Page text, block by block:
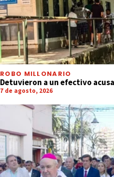
ROBO MILLONARIO
Detuvieron a un efectivo
7 de agosto, 2026